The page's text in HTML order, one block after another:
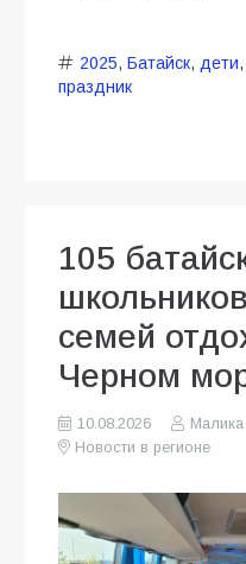
2025, Батайск, дети,
праздник
105
семей
Черном
10.08.2026
Малика
Новости в регионе